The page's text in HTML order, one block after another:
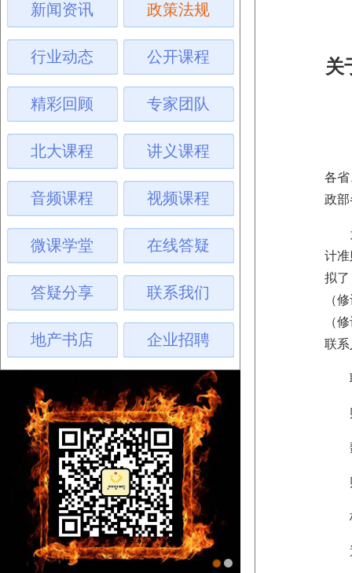
新闻资讯 政策法规
行业动态 公开课程
精彩回顾 专家团队
北大课程 讲义课程
音频课程 视频课程
微课学堂 在线答疑
答疑分享 联系我们
地产书店 企业招聘
关
各
政
为
计
拟
（
（
联
联
财
魏
财
杨
通